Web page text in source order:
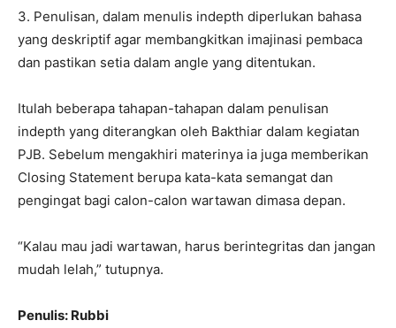
3. Penulisan, dalam menulis indepth diperlukan bahasa
yang deskriptif agar membangkitkan imajinasi pembaca
dan pastikan setia dalam angle yang ditentukan.
Itulah beberapa tahapan-tahapan dalam penulisan
indepth yang diterangkan oleh Bakthiar dalam kegiatan
PJB. Sebelum mengakhiri materinya ia juga memberikan
Closing Statement berupa kata-kata semangat dan
pengingat bagi calon-calon wartawan dimasa depan.
“Kalau mau jadi wartawan, harus berintegritas dan jangan
mudah lelah,” tutupnya.
Penulis: Rubbi